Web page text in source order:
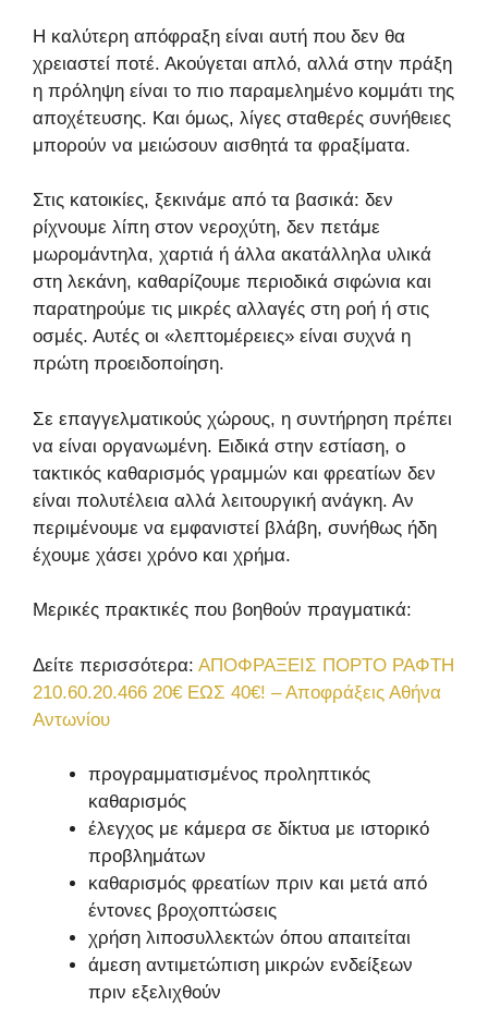
Η καλύτερη απόφραξη είναι αυτή που δεν θα
χρειαστεί ποτέ. Ακούγεται απλό, αλλά στην πράξη
η πρόληψη είναι το πιο παραμελημένο κομμάτι της
αποχέτευσης. Και όμως, λίγες σταθερές συνήθειες
μπορούν να μειώσουν αισθητά τα φραξίματα.
Στις κατοικίες, ξεκινάμε από τα βασικά: δεν
ρίχνουμε λίπη στον νεροχύτη, δεν πετάμε
μωρομάντηλα, χαρτιά ή άλλα ακατάλληλα υλικά
στη λεκάνη, καθαρίζουμε περιοδικά σιφώνια και
παρατηρούμε τις μικρές αλλαγές στη ροή ή στις
οσμές. Αυτές οι «λεπτομέρειες» είναι συχνά η
πρώτη προειδοποίηση.
Σε επαγγελματικούς χώρους, η συντήρηση πρέπει
να είναι οργανωμένη. Ειδικά στην εστίαση, ο
τακτικός καθαρισμός γραμμών και φρεατίων δεν
είναι πολυτέλεια αλλά λειτουργική ανάγκη. Αν
περιμένουμε να εμφανιστεί βλάβη, συνήθως ήδη
έχουμε χάσει χρόνο και χρήμα.
Μερικές πρακτικές που βοηθούν πραγματικά:
Δείτε περισσότερα: ΑΠΟΦΡΑΞΕΙΣ ΠΟΡΤΟ ΡΑΦΤΗ
210.60.20.466 20€ ΕΩΣ 40€! – Αποφράξεις Αθήνα
Αντωνίου
προγραμματισμένος προληπτικός
καθαρισμός
έλεγχος με κάμερα σε δίκτυα με ιστορικό
προβλημάτων
καθαρισμός φρεατίων πριν και μετά από
έντονες βροχοπτώσεις
χρήση λιποσυλλεκτών όπου απαιτείται
άμεση αντιμετώπιση μικρών ενδείξεων
πριν εξελιχθούν